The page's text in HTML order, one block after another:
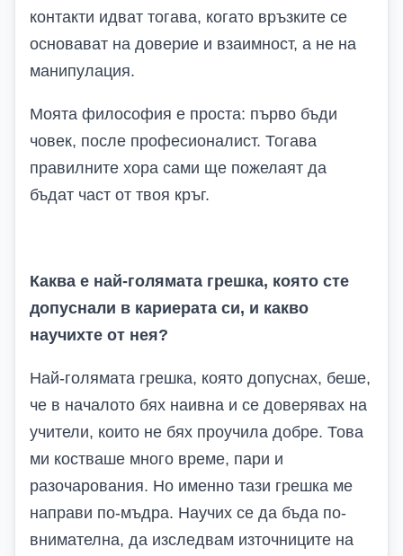
контакти идват тогава, когато връзките се
основават на доверие и взаимност, а не на
манипулация.
Моята философия е проста: първо бъди
човек, после професионалист. Тогава
правилните хора сами ще пожелаят да
бъдат част от твоя кръг.
Каква е най-голямата грешка, която сте
допуснали в кариерата си, и какво
научихте от нея?
Най-голямата грешка, която допуснах, беше,
че в началото бях наивна и се доверявах на
учители, които не бях проучила добре. Това
ми костваше много време, пари и
разочарования. Но именно тази грешка ме
направи по-мъдра. Научих се да бъда по-
внимателна, да изследвам източниците на